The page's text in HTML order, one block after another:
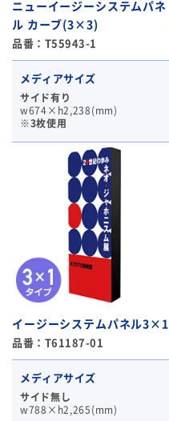
ニューイージーシステムパネ
ル カーブ(3×3)
品番：T55943-1
メディアサイズ
サイド有り
w674×h2,238(mm)
※3枚使用
イージーシステムパネル3×1
品番：T61187-01
メディアサイズ
サイド無し
w788×h2,265(mm)